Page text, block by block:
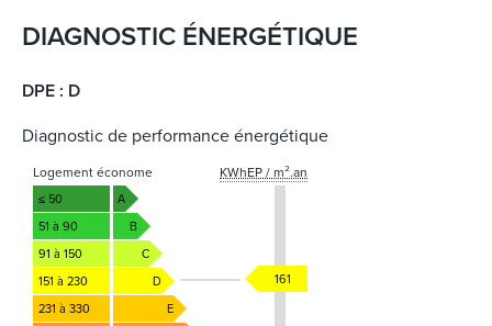
DIAGNOSTIC ÉNERGÉTIQUE
DPE : D
Diagnostic de performance énergétique
Logement économe KWhEP / m².an
≤ 50
A
51 à 90
B
91 à 150
C
151 à 230
D
231 à 330
E
161